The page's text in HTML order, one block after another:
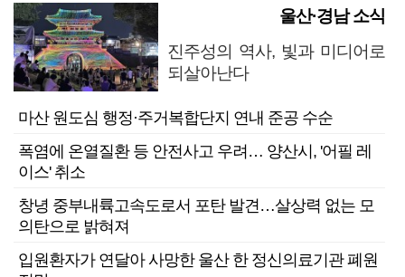
울산·경남 소식
진주성의 역사, 빛과 미디어로
되살아난다
마산 원도심 행정·주거복합단지 연내 준공 수순
폭염에 온열질환 등 안전사고 우려… 양산시, '어필 레
이스' 취소
창녕 중부내륙고속도로서 포탄 발견…살상력 없는 모
의탄으로 밝혀져
입원환자가 연달아 사망한 울산 한 정신의료기관 폐원